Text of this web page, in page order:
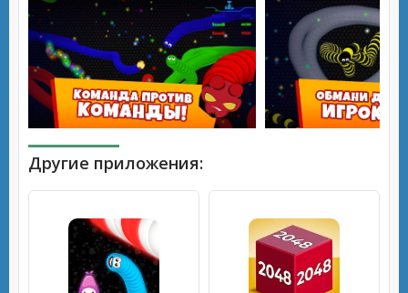
Другие приложения: